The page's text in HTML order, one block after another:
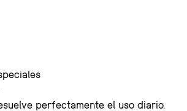
perfectamente el uso diario.